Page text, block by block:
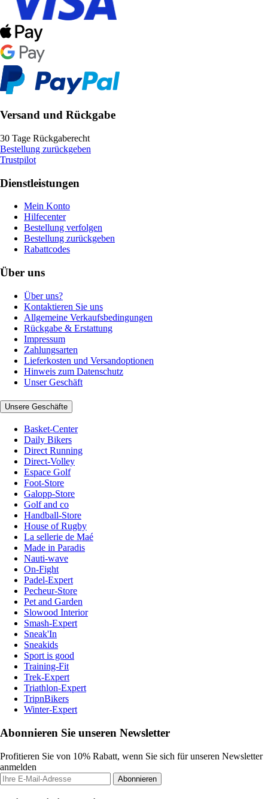
Versand und Rückgabe
30 Tage Rückgaberecht
Bestellung zurückgeben
Trustpilot
Dienstleistungen
Mein Konto
Hilfecenter
Bestellung verfolgen
Bestellung zurückgeben
Rabattcodes
Über uns
Über uns?
Kontaktieren Sie uns
Allgemeine Verkaufsbedingungen
Rückgabe & Erstattung
Impressum
Zahlungsarten
Lieferkosten und Versandoptionen
Hinweis zum Datenschutz
Unser Geschäft
Unsere Geschäfte
Basket-Center
Daily Bikers
Direct Running
Direct-Volley
Espace Golf
Foot-Store
Galopp-Store
Golf and co
Handball-Store
House of Rugby
La sellerie de Maé
Made in Paradis
Nauti-wave
On-Fight
Padel-Expert
Pecheur-Store
Pet and Garden
Slowood Interior
Smash-Expert
Sneak'In
Sneakids
Sport is good
Training-Fit
Trek-Expert
Triathlon-Expert
TripnBikers
Winter-Expert
Abonnieren Sie unseren Newsletter
Profitieren Sie von 10% Rabatt, wenn Sie sich für unseren Newsletter
anmelden
Abonnieren